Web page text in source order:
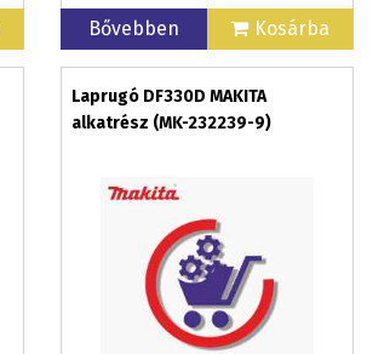
Bővebben Kosárba
Laprugó DF330D MAKITA
alkatrész (MK-232239-9)